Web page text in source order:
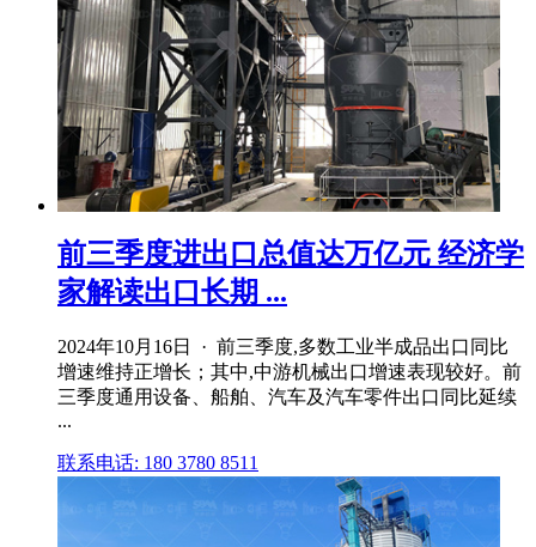
前三季度进出口总值达万亿元 经济学
家解读出口长期 ...
2024年10月16日 · 前三季度,多数工业半成品出口同比
增速维持正增长；其中,中游机械出口增速表现较好。前
三季度通用设备、船舶、汽车及汽车零件出口同比延续
...
联系电话: 180 3780 8511